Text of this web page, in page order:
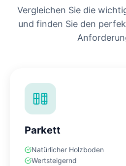
Vergleichen Sie die
und finden Sie den
Parkett
Natürlicher Holzboden
Wertsteigernd